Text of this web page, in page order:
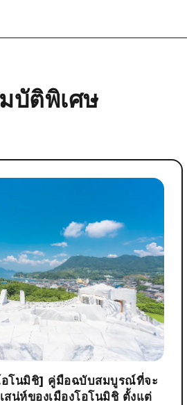
บัติพิเศษ
อโนมิชิ] คู่มือฉบับสมบูรณ์ที่จะ
น่ห์ของเมืองโอโนมิชิ ตั้งแต่